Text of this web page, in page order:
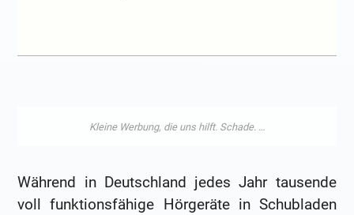
Während in Deutschland jedes Jahr tausende
voll funktionsfähige Hörgeräte in Schubladen